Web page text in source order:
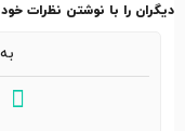
دیگران را با نوشتن نظرات